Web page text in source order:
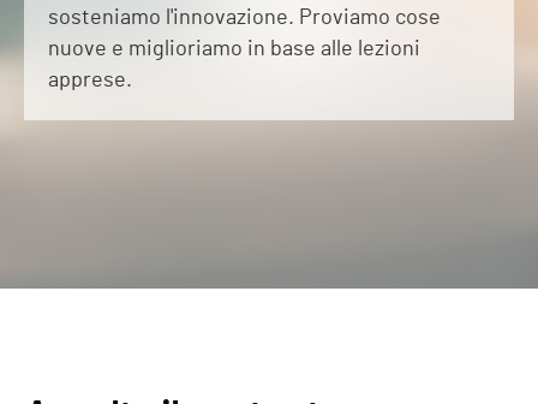
sosteniamo l'innovazione. Proviamo cose
nuove e miglioriamo in base alle lezioni
apprese.